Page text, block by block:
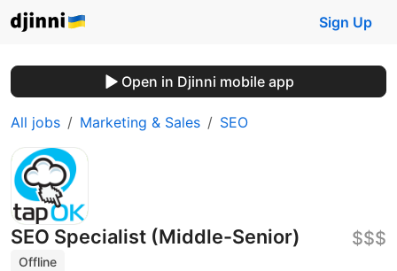
Sign Up
Open in Djinni mobile app
All jobs Marketing & Sales SEO
SEO Specialist (Middle-Senior)
Offline
$$$